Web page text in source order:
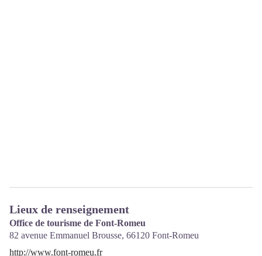
Lieux de renseignement
Office de tourisme de Font-Romeu
82 avenue Emmanuel Brousse, 66120 Font-Romeu
http://www.font-romeu.fr